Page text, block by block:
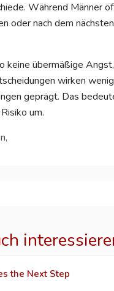
Während Männer
oder nach dem
keine übermäßige
wirken
geprägt. Das
um.
the Next Step